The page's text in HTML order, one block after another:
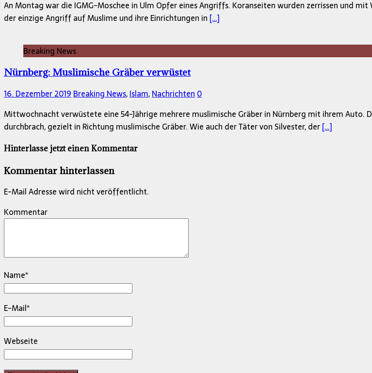
An Montag war die IGMG-Moschee in Ulm Opfer eines Angriffs. Koranseiten wurden zerrissen und
der einzige Angriff auf Muslime und ihre Einrichtungen in […]
Breaking News
Nürnberg: Muslimische Gräber verwüstet
16. Dezember 2019 Breaking News,Islam,Nachrichten 0
Mittwochnacht verwüstete eine 54-Jährige mehrere muslimische Gräber in Nürnberg mit ihrem
durchbrach, gezielt in Richtung muslimische Gräber. Wie auch der Täter von Silvester, der[…]
Hinterlasse jetzt einen Kommentar
Kommentar hinterlassen
E-Mail Adresse wird nicht veröffentlicht.
Kommentar
Name*
E-Mail*
Webseite